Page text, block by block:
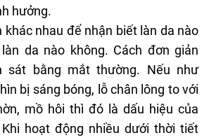
hưởng.
khác nhau để nhận biết làn da nào
da nào không. Cách đơn giản
sát bằng mắt thường. Nếu như
bị sáng bóng, lỗ chân lông to với
mồ hôi thì đó là dấu hiệu của
hoạt động nhiều dưới thời tiết